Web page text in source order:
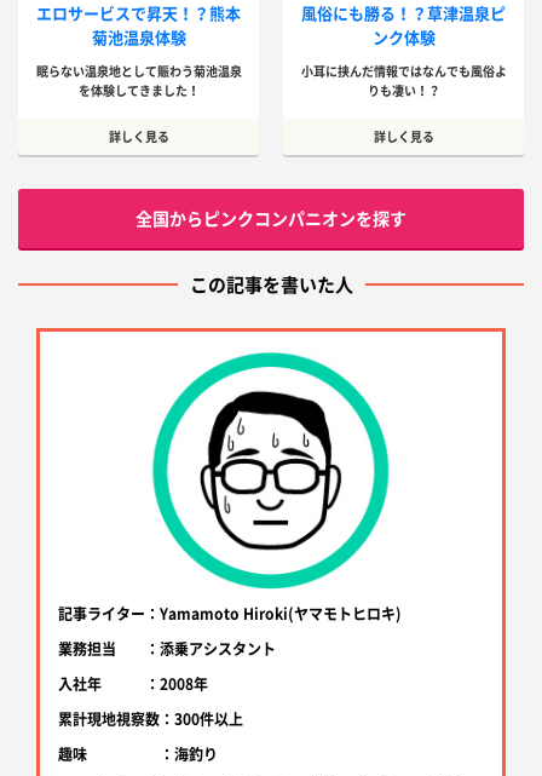
エロサービスで昇天！？熊本
菊池温泉体験
眠らない温泉地として賑わう菊池温泉
を体験してきました！
詳しく見る
風俗にも勝る！？草津温泉ピ
ンク体験
小耳に挟んだ情報ではなんでも風俗よ
りも凄い！？
詳しく見る
全国からピンクコンパニオンを探す
この記事を書いた人
記事ライター：Yamamoto Hiroki(ヤマモトヒロキ)
業務担当 ：添乗アシスタント
入社年 ：2008年
累計現地視察数：300件以上
趣味 ：海釣り